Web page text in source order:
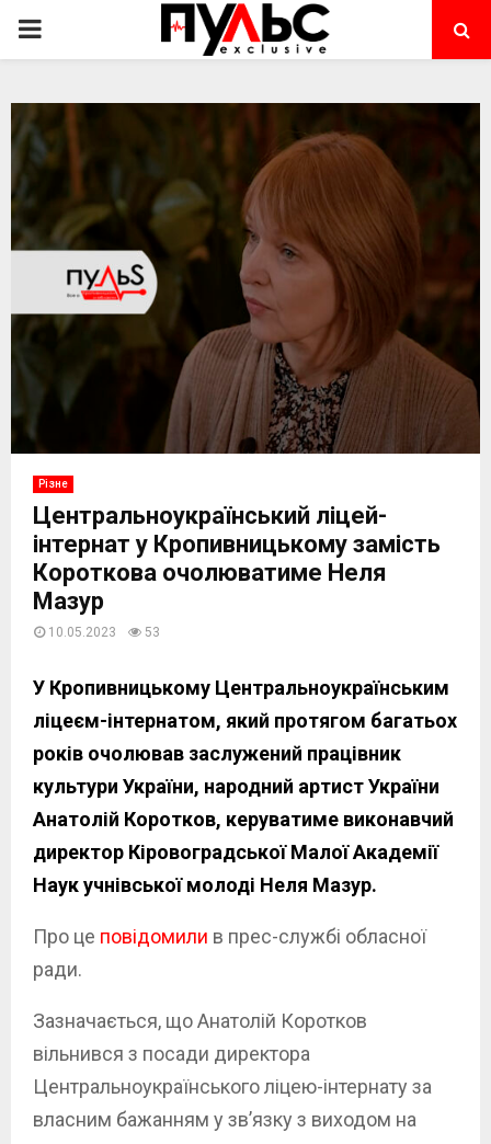
PRIMARY
Різне
Центральноукраїнський ліцей-
інтернат у Кропивницькому замість
Короткова очолюватиме Неля
Мазур
10.05.2023 53
У Кропивницькому Центральноукраїнським
ліцеєм-інтернатом, який протягом багатьох
років очолював заслужений працівник
культури України, народний артист України
Анатолій Коротков, керуватиме виконавчий
директор Кіровоградської Малої Академії
Наук учнівської молоді Неля Мазур.
Про це повідомили в прес-службі обласної
ради.
Зазначається, що Анатолій Коротков
вільнився з посади директора
Центральноукраїнського ліцею-інтернату за
власним бажанням у зв’язку з виходом на